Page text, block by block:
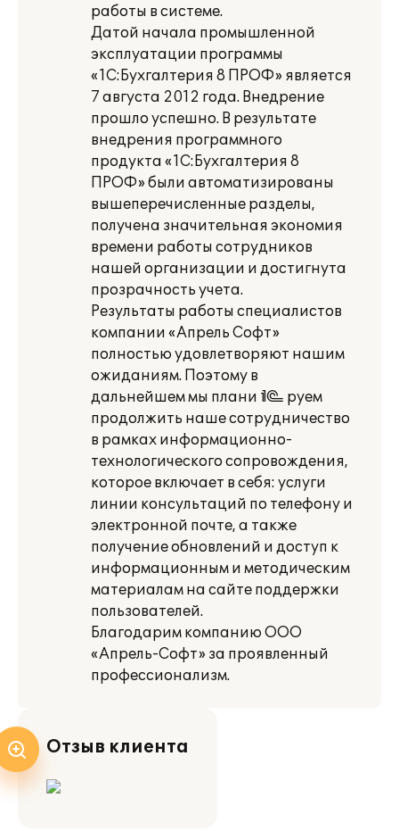
работы в системе.
Датой начала промышленной
эксплуатации программы
«1С:Бухгалтерия 8 ПРОФ» является
7 августа 2012 года. Внедрение
прошло успешно. В результате
внедрения программного
продукта «1С:Бухгалтерия 8
ПРОФ» были автоматизированы
вышеперечисленные разделы,
получена значительная экономия
времени работы сотрудников
нашей организации и достигнута
прозрачность учета.
Результаты работы специалистов
компании «Апрель Софт»
полностью удовлетворяют нашим
ожиданиям. Поэтому в
дальнейшем мы плани¬руем
продолжить наше сотрудничество
в рамках информационно-
технологического сопровождения,
которое включает в себя: услуги
линии консультаций по телефону и
электронной почте, а также
получение обновлений и доступ к
информационным и методическим
материалам на сайте поддержки
пользователей.
Благодарим компанию ООО
«Апрель-Софт» за проявленный
профессионализм.
Отзыв клиента